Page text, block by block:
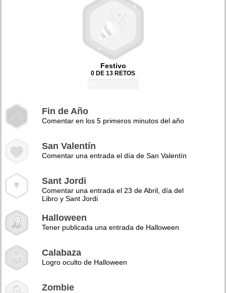
Festivo
0 DE 13 RETOS
Fin de Año
Comentar en los 5 primeros minutos del año
San Valentín
Comentar una entrada el día de San Valentín
Sant Jordi
Comentar una entrada el 23 de Abril, día del
Libro y Sant Jordi
Halloween
Tener publicada una entrada de Halloween
Calabaza
Logro oculto de Halloween
Zombie